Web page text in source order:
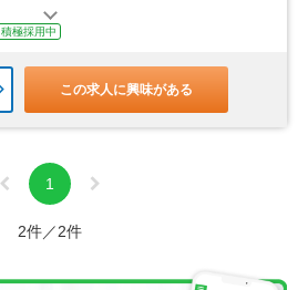
積極採用中
この求人に興味がある
1
2件／2件